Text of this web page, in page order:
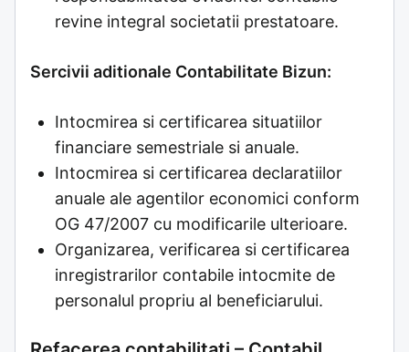
revine integral societatii prestatoare.
Sercivii aditionale Contabilitate Bizun:
Intocmirea si certificarea situatiilor
financiare semestriale si anuale.
Intocmirea si certificarea declaratiilor
anuale ale agentilor economici conform
OG 47/2007 cu modificarile ulterioare.
Organizarea, verificarea si certificarea
inregistrarilor contabile intocmite de
personalul propriu al beneficiarului.